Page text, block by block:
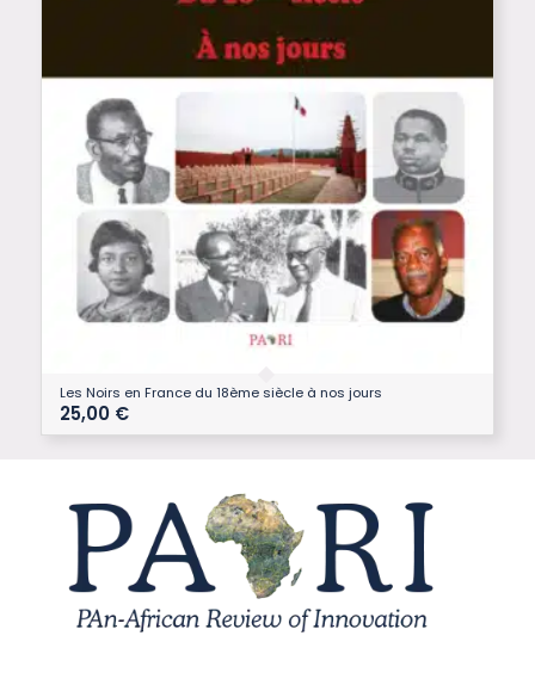
Les Noirs en France du 18ème siècle à nos jours
25,00 €